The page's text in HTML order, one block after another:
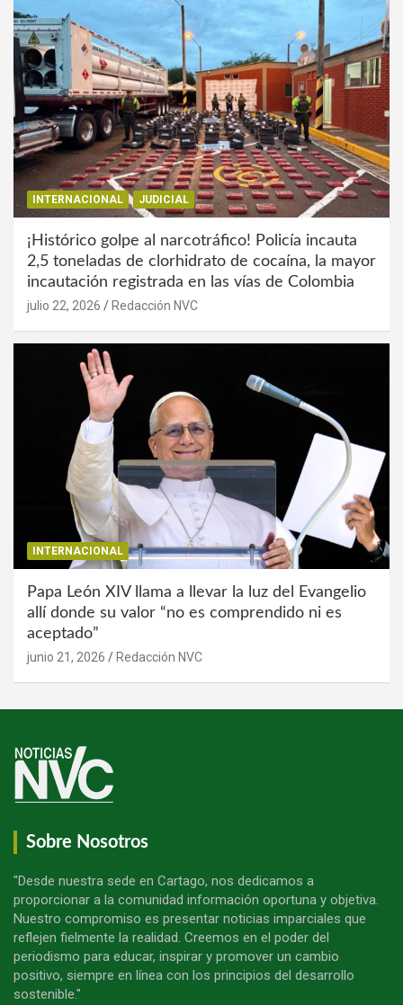
INTERNACIONAL JUDICIAL
¡Histórico golpe al narcotráfico! Policía incauta
2,5 toneladas de clorhidrato de cocaína, la mayor
incautación registrada en las vías de Colombia
julio 22, 2026 Redacción NVC
INTERNACIONAL
Papa León XIV llama a llevar la luz del Evangelio
allí donde su valor “no es comprendido ni es
aceptado”
junio 21, 2026 Redacción NVC
Sobre Nosotros
"Desde nuestra sede en Cartago, nos dedicamos a
proporcionar a la comunidad información oportuna y objetiva.
Nuestro compromiso es presentar noticias imparciales que
reflejen fielmente la realidad. Creemos en el poder del
periodismo para educar, inspirar y promover un cambio
positivo, siempre en línea con los principios del desarrollo
sostenible."